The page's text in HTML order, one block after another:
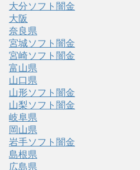
大分ソフト闇金
大阪
奈良県
宮城ソフト闇金
宮崎ソフト闇金
富山県
山口県
山形ソフト闇金
山梨ソフト闇金
岐阜県
岡山県
岩手ソフト闇金
島根県
広島県